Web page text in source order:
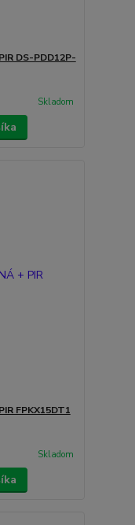
DS-PDD12P-
Skladom
FPKX15DT1
Skladom